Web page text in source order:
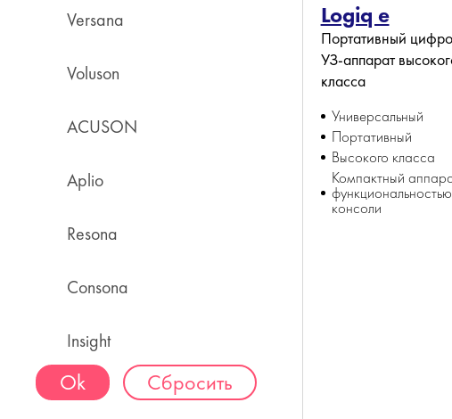
Versana
Voluson
ACUSON
Aplio
Resona
Consona
Insight
Сбросить
Logiq e
Портативный
УЗ-аппарат
класса
Универсальный
Портативный
Высокого класса
Компактный
функциональностью
консоли